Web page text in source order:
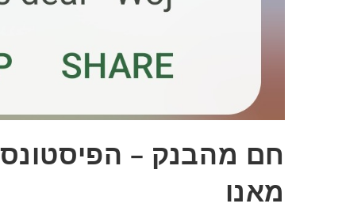
חם מהבנק – הפיסטונס
מאנו